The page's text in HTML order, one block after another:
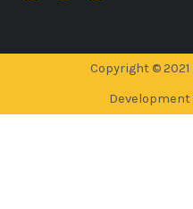
Copyright ©
Development